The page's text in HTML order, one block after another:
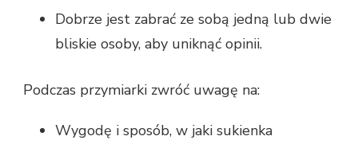
Dobrze jest zabrać ze sobą jedną lub dwie
bliskie osoby, aby uniknąć opinii.
Podczas przymiarki zwróć uwagę na:
Wygodę i sposób, w jaki sukienka